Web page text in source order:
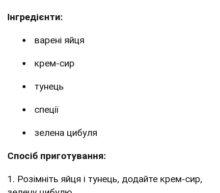
Інгредієнти:
варені яйця
крем-сир
тунець
спеції
зелена цибуля
Спосіб приготування:
1. Розімніть яйця і тунець, додайте крем-сир,